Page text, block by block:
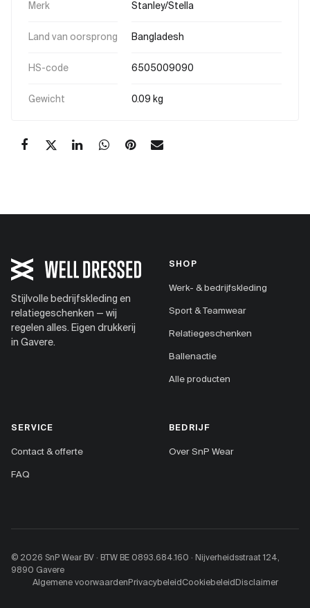
Merk Stanley/Stella
Land van oorsprong Bangladesh
HS-code 6505009090
Gewicht 0.09 kg
Stijlvolle bedrijfskleding en
relatiegeschenken — wij
regelen alles. Eigen drukkerij
in Gavere.
SHOP
Werk- & bedrijfskleding
Sport & Teamwear
Relatiegeschenken
Ballenactie
Alle producten
SERVICE
Contact & offerte
FAQ
BEDRIJF
Over SnP Wear
© 2026 SnP Wear BV · BTW BE 0893.684.160 · Nijverheidsstraat 124,
9890 Gavere
Algemene voorwaardenPrivacybeleidCookiebeleidDisclaimer